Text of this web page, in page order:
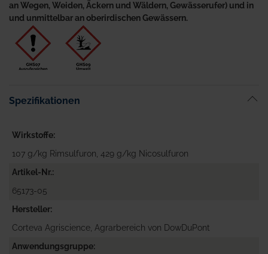
an Wegen, Weiden, Äckern und Wäldern, Gewässerufer) und in
und unmittelbar an oberirdischen Gewässern.
Spezifikationen
Wirkstoffe
107 g/kg Rimsulfuron, 429 g/kg Nicosulfuron
Artikel-Nr.
65173-05
Hersteller
Corteva Agriscience, Agrarbereich von DowDuPont
Anwendungsgruppe